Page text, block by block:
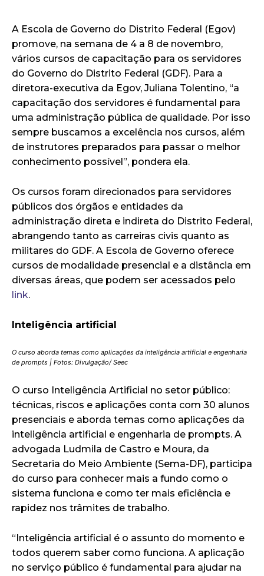
A Escola de Governo do Distrito Federal (Egov)
promove, na semana de 4 a 8 de novembro,
vários cursos de capacitação para os servidores
do Governo do Distrito Federal (GDF). Para a
diretora-executiva da Egov, Juliana Tolentino, “a
capacitação dos servidores é fundamental para
uma administração pública de qualidade. Por isso
sempre buscamos a excelência nos cursos, além
de instrutores preparados para passar o melhor
conhecimento possível”, pondera ela.
Os cursos foram direcionados para servidores
públicos dos órgãos e entidades da
administração direta e indireta do Distrito Federal,
abrangendo tanto as carreiras civis quanto as
militares do GDF. A Escola de Governo oferece
cursos de modalidade presencial e a distância em
diversas áreas, que podem ser acessados pelo
link.
Inteligência artificial
O curso aborda temas como aplicações da inteligência artificial e engenharia
de prompts | Fotos: Divulgação/ Seec
O curso Inteligência Artificial no setor público:
técnicas, riscos e aplicações conta com 30 alunos
presenciais e aborda temas como aplicações da
inteligência artificial e engenharia de prompts. A
advogada Ludmila de Castro e Moura, da
Secretaria do Meio Ambiente (Sema-DF), participa
do curso para conhecer mais a fundo como o
sistema funciona e como ter mais eficiência e
rapidez nos trâmites de trabalho.
“Inteligência artificial é o assunto do momento e
todos querem saber como funciona. A aplicação
no serviço público é fundamental para ajudar na